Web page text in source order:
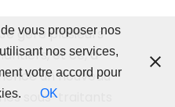
gère plusieurs
et ce, à
un nouveau
sous-traitants
vous proposer nos
nos services,
votre accord pour
OK